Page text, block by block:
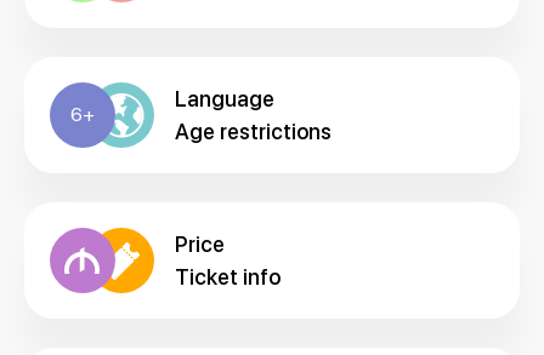
6+
Language
Age restrictions
Price
Ticket info